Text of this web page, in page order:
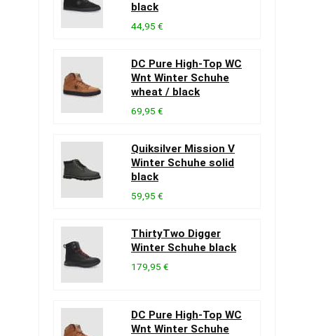
black
44,95 €
DC Pure High-Top WC
Wnt Winter Schuhe
wheat / black
69,95 €
Quiksilver Mission V
Winter Schuhe solid
black
59,95 €
ThirtyTwo Digger
Winter Schuhe black
179,95 €
DC Pure High-Top WC
Wnt Winter Schuhe